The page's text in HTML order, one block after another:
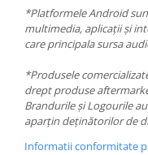
*Platformele Android
multimedia, aplicații și
care principala sursa
*Produsele
drept produse
Brandurile și Logourile
aparțin deținătorilor de
Informatii conformitate